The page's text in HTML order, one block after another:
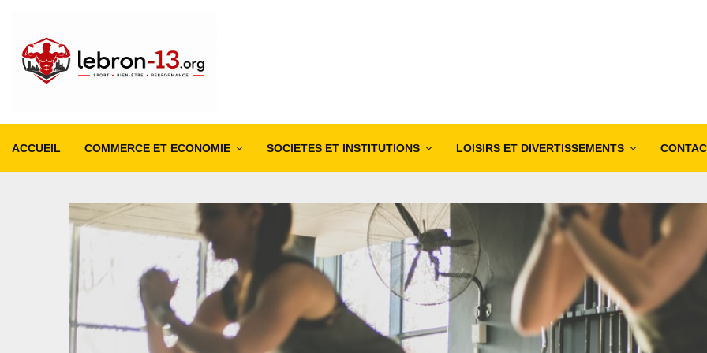
ACCUEIL COMMERCE ET ECONOMIE SOCIETES ET INSTITUTIONS LOISIRS ET DIVERTISSEMENTS